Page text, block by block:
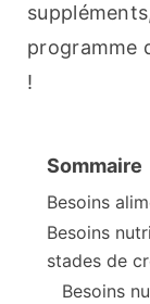
programme
!
Sommaire
Besoins
Besoins
stades de
Besoins